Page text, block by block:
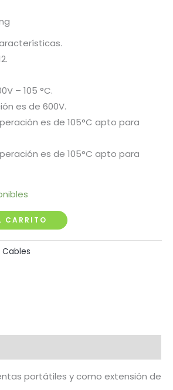
– 105 °C.
es de 600V.
es de 105°C apto para
es de 105°C apto para
CARRITO
Cables
portátiles y como extensión de